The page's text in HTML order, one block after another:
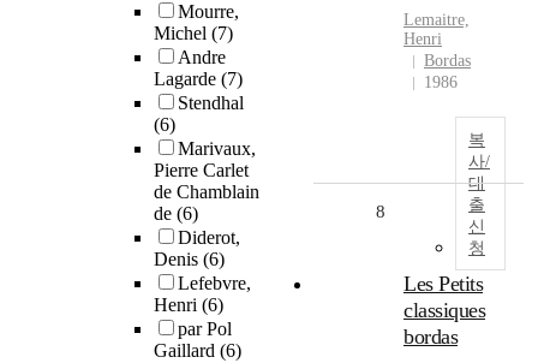
Mourre,
Michel (7)
Andre
Lagarde (7)
Stendhal
(6)
Marivaux,
Pierre Carlet
de Chamblain
de (6)
Diderot,
Denis (6)
Lefebvre,
Henri (6)
par Pol
Gaillard (6)
Lemaitre,
Henri
Bordas
1986
복
사/
대
출
신
청
8
Les Petits
classiques
bordas